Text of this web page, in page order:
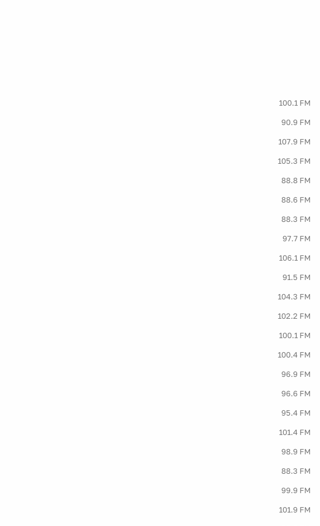
100.1 FM
90.9 FM
107.9 FM
105.3 FM
88.8 FM
88.6 FM
88.3 FM
97.7 FM
106.1 FM
91.5 FM
104.3 FM
102.2 FM
100.1 FM
100.4 FM
96.9 FM
96.6 FM
95.4 FM
101.4 FM
98.9 FM
88.3 FM
99.9 FM
101.9 FM